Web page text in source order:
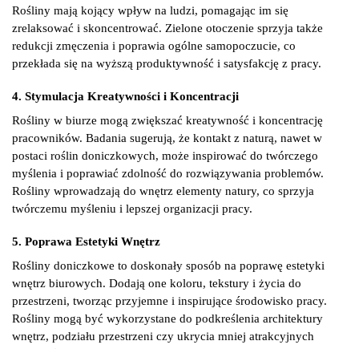
Rośliny mają kojący wpływ na ludzi, pomagając im się
zrelaksować i skoncentrować. Zielone otoczenie sprzyja także
redukcji zmęczenia i poprawia ogólne samopoczucie, co
przekłada się na wyższą produktywność i satysfakcję z pracy.
4. Stymulacja Kreatywności i Koncentracji
Rośliny w biurze mogą zwiększać kreatywność i koncentrację
pracowników. Badania sugerują, że kontakt z naturą, nawet w
postaci roślin doniczkowych, może inspirować do twórczego
myślenia i poprawiać zdolność do rozwiązywania problemów.
Rośliny wprowadzają do wnętrz elementy natury, co sprzyja
twórczemu myśleniu i lepszej organizacji pracy.
5. Poprawa Estetyki Wnętrz
Rośliny doniczkowe to doskonały sposób na poprawę estetyki
wnętrz biurowych. Dodają one koloru, tekstury i życia do
przestrzeni, tworząc przyjemne i inspirujące środowisko pracy.
Rośliny mogą być wykorzystane do podkreślenia architektury
wnętrz, podziału przestrzeni czy ukrycia mniej atrakcyjnych